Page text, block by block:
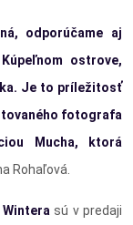
odporúčame aj
ostrove,
Je to príležitosť
fotografa
Mucha, ktorá
Rohaľová.
sú v predaji